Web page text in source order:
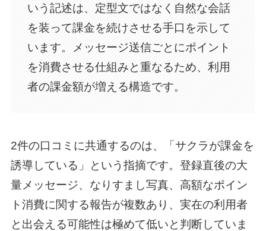
いう記述は、定型文ではなく自然な会話
を装って課金を続けさせる手口を示して
います。メッセージ送信ごとにポイント
を消費させる仕組みと重なるため、利用
者の課金額が増える構造です。
2件の口コミに共通するのは、「サクラが課金を
誘導している」という指摘です。登録直後の大
量メッセージ、なりすまし写真、高額なポイン
ト消費に関する報告が複数あり、実在の利用者
と出会える可能性は極めて低いと判断していま